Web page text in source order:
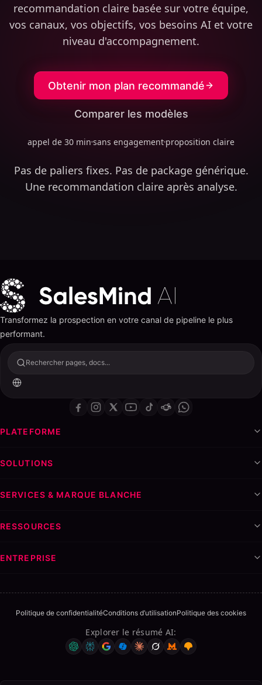
recommandation claire basée sur votre équipe,
vos canaux, vos objectifs, vos besoins AI et votre
niveau d'accompagnement.
Obtenir mon plan recommandé
Comparer les modèles
appel de 30 min sans engagement proposition claire
Pas de paliers fixes. Pas de package générique.
Une recommandation claire après analyse.
Transformez la prospection en votre canal de pipeline le plus
performant.
Rechercher pages, docs...
PLATEFORME
SOLUTIONS
SERVICES & MARQUE BLANCHE
RESSOURCES
ENTREPRISE
Politique de confidentialitéConditions d’utilisationPolitique des cookies
Explorer le résumé AI: